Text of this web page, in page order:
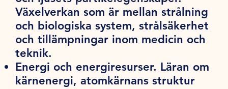
Växelverkan som är mellan strålning
och biologiska system, strålsäkerhet
och tillämpningar inom medicin och
teknik.
Energi och energiresurser. Läran om
kärnenergi, atomkärnans struktur